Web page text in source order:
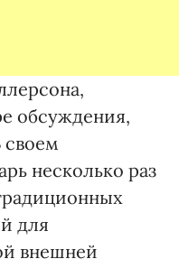
обсуждения,
своем
несколько раз
для
внешней